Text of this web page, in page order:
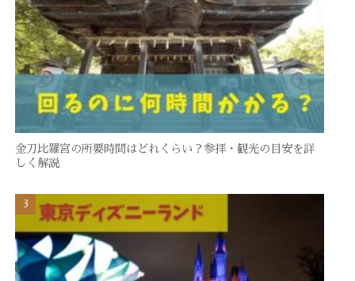
金刀比羅宮の所要時間はどれくらい？参拝・観光の目安を詳
しく解説